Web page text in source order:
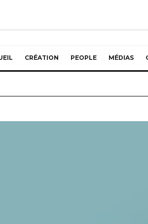
CRÉATION PEOPLE MÉDIAS